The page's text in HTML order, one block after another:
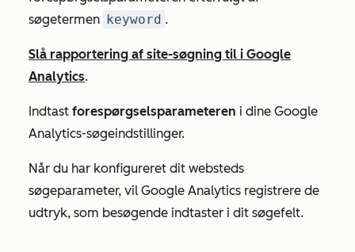
søgetermen keyword .
Slå rapportering af site-søgning til i Google
Analytics.
Indtast forespørgselsparameteren i dine Google
Analytics-søgeindstillinger.
Når du har konfigureret dit websteds
søgeparameter, vil Google Analytics registrere de
udtryk, som besøgende indtaster i dit søgefelt.